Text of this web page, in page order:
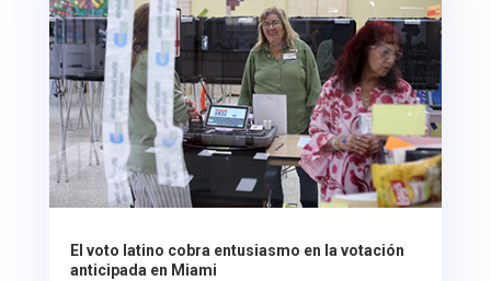
El voto latino cobra entusiasmo en la votación
anticipada en Miami